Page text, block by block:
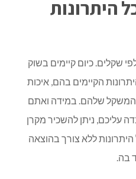
היתרונות
שקלים. כיום קיימים בשוק
הקיימים בהם, איכות
המשקל שלהם. במידה ואתם
עליכם, ניתן להשכיר מקרן
היתרונות ללא צורך בהוצאה
בה.